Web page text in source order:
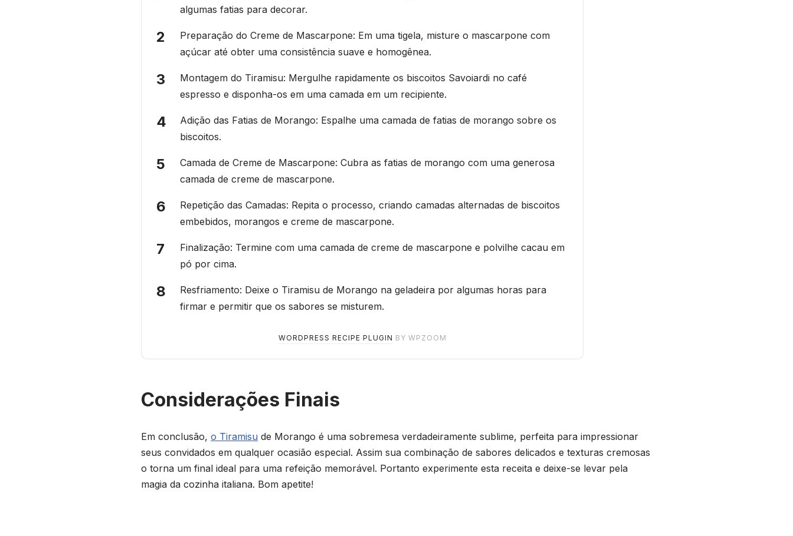
algumas fatias para decorar.
Preparação do Creme de Mascarpone: Em uma tigela, misture o mascarpone com
açúcar até obter uma consistência suave e homogênea.
Montagem do Tiramisu: Mergulhe rapidamente os biscoitos Savoiardi no café
espresso e disponha-os em uma camada em um recipiente.
Adição das Fatias de Morango: Espalhe uma camada de fatias de morango sobre os
biscoitos.
Camada de Creme de Mascarpone: Cubra as fatias de morango com uma generosa
camada de creme de mascarpone.
Repetição das Camadas: Repita o processo, criando camadas alternadas de biscoitos
embebidos, morangos e creme de mascarpone.
Finalização: Termine com uma camada de creme de mascarpone e polvilhe cacau em
pó por cima.
Resfriamento: Deixe o Tiramisu de Morango na geladeira por algumas horas para
firmar e permitir que os sabores se misturem.
WORDPRESS RECIPE PLUGIN BY WPZOOM
Considerações Finais
Em conclusão, o Tiramisu de Morango é uma sobremesa verdadeiramente sublime, perfeita para impressionar
seus convidados em qualquer ocasião especial. Assim sua combinação de sabores delicados e texturas cremosas
o torna um final ideal para uma refeição memorável. Portanto experimente esta receita e deixe-se levar pela
magia da cozinha italiana. Bom apetite!